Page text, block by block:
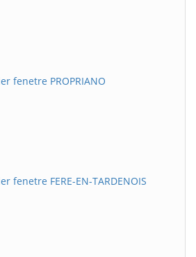
fenetre PROPRIANO
fenetre FERE-EN-TARDENOIS